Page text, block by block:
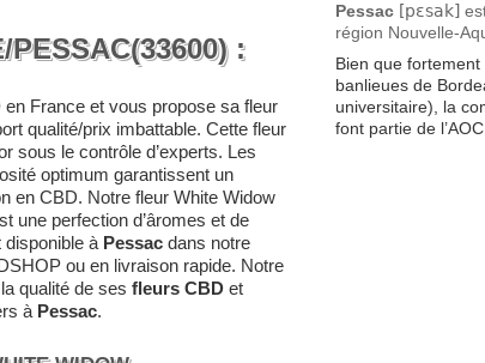
PESSAC(33600) :
en France et vous propose sa fleur
qualité/prix imbattable. Cette fleur
sous le contrôle d’experts. Les
optimum garantissent un
en CBD. Notre fleur White Widow
une perfection d’âromes et de
à Pessac dans notre
ou en livraison rapide. Notre
qualité de ses fleurs CBD et
à Pessac.
Pessac [pɛsak]
région Nouvelle-
Bien que
banlieues de
universitaire), la
font partie de